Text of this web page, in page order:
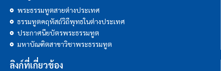
พระธรรมทูตสายต่างประเทศ
ธรรมทูตคฤหัสถ์วิถีพุทธในต่างประเทศ
ประกาศนียบัตรพระธรรมทูต
มหาบัณฑิตสาขาวิชาพระธรรมทูต
ลิงก์ที่เกี่ยวข้อง